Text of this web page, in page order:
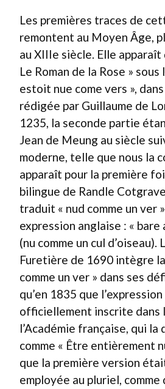
Les premières traces de
remontent au Moyen Âge,
au XIIIe siècle. Elle apparaît
Le Roman de la Rose » sous
estoit nue come vers »,
rédigée par Guillaume de
1235, la seconde partie
Jean de Meung au siècle
moderne, telle que nous la
apparaît pour la première
bilingue de Randle
traduit « nud comme un ver
expression anglaise : « bare
(nu comme un cul
Furetière de 1690 intègre
comme un ver » dans ses
qu’en 1835 que
officiellement inscrite dans
l’Académie française, qui
comme « Être entièrement
que la première version
employée au pluriel, comme